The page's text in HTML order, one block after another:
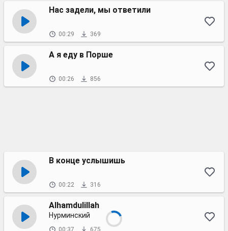
Нас задели, мы ответили
00:29 369
А я еду в Порше
00:26 856
В конце услышишь
00:22 316
Alhamdulillah
Нурминский
00:37 675